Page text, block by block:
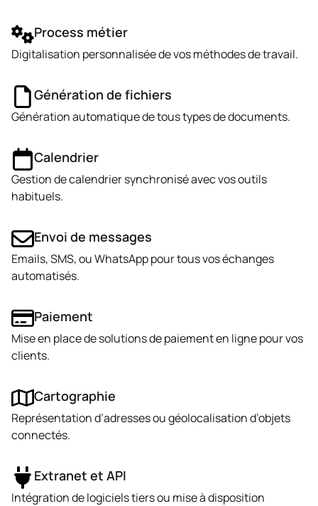
Process métier
Digitalisation personnalisée de vos méthodes de travail.
Génération de fichiers
Génération automatique de tous types de documents.
Calendrier
Gestion de calendrier synchronisé avec vos outils
habituels.
Envoi de messages
Emails, SMS, ou WhatsApp pour tous vos échanges
automatisés.
Paiement
Mise en place de solutions de paiement en ligne pour vos
clients.
Cartographie
Représentation d’adresses ou géolocalisation d’objets
connectés.
Extranet et API
Intégration de logiciels tiers ou mise à disposition